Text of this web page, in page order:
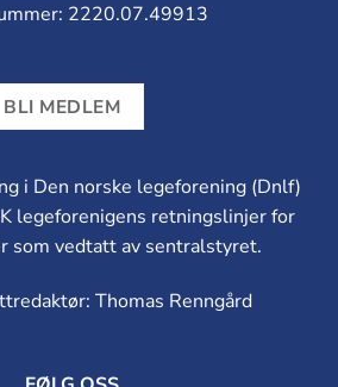
2220.07.49913
BLI MEDLEM
i Den norske legeforening (Dnlf)
legeforenigens retningslinjer for
som vedtatt av sentralstyret.
Thomas Renngård